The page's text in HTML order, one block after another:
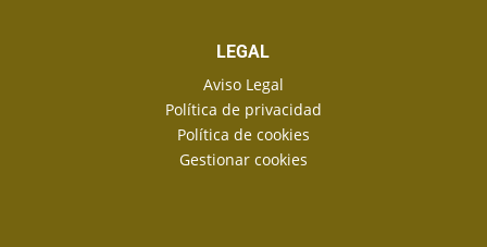
LEGAL
Aviso Legal
Política de privacidad
Política de cookies
Gestionar cookies